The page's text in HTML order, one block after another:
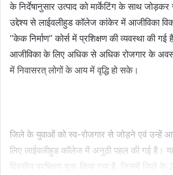
के निर्देषानुसार उत्पाद को मार्केटिंग के साथ
उद्देश्य से लाईवलीहुड कॉलेज कांकेर में आजीविका
‘‘केक निर्माण’’ कोर्स में प्रशिक्षण की व्यवस्था की
आजीविका के लिए अधिक से अधिक रोजगार के
में निवासरत् लोगों के आय में वृद्धि हो सके।
जिले के युवाओं को स्व-रोजगार से जोड़ने एवं उन्हें
लिए लाईवलीहुड कॉलेज में अनुठी पहल की गई है।
दिवसीय प्रषिक्षण शुरू किया गया है, जिसमें जिले के